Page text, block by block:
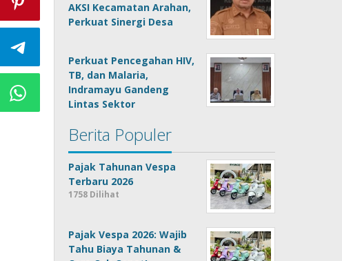
AKSI Kecamatan Arahan,
Perkuat Sinergi Desa
Perkuat Pencegahan HIV,
TB, dan Malaria,
Indramayu Gandeng
Lintas Sektor
Berita Populer
Pajak Tahunan Vespa
Terbaru 2026
1758 Dilihat
Pajak Vespa 2026: Wajib
Tahu Biaya Tahunan &